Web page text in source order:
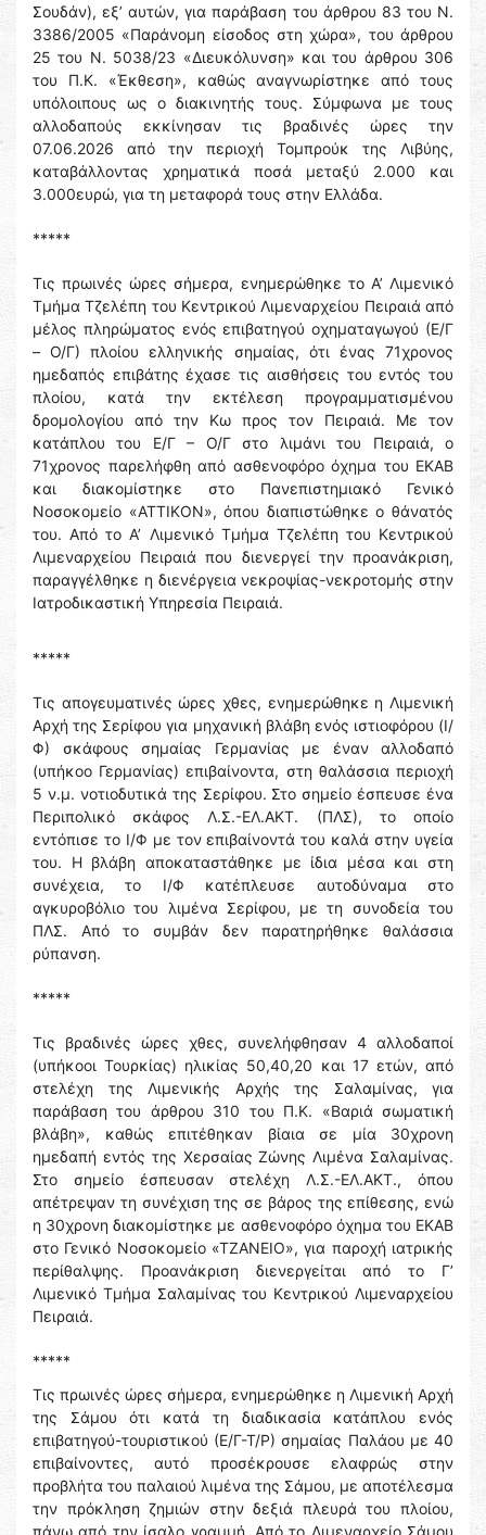
Σουδάν), εξ’ αυτών, για παράβαση του άρθρου 83 του Ν.
3386/2005 «Παράνομη είσοδος στη χώρα», του άρθρου
25 του Ν. 5038/23 «Διευκόλυνση» και του άρθρου 306
του Π.Κ. «Έκθεση», καθώς αναγνωρίστηκε από τους
υπόλοιπους ως ο διακινητής τους. Σύμφωνα με τους
αλλοδαπούς εκκίνησαν τις βραδινές ώρες την
07.06.2026 από την περιοχή Τομπρούκ της Λιβύης,
καταβάλλοντας χρηματικά ποσά μεταξύ 2.000 και
3.000ευρώ, για τη μεταφορά τους στην Ελλάδα.
*****
Τις πρωινές ώρες σήμερα, ενημερώθηκε το Α’ Λιμενικό
Τμήμα Τζελέπη του Κεντρικού Λιμεναρχείου Πειραιά από
μέλος πληρώματος ενός επιβατηγού οχηματαγωγού (Ε/Γ
– Ο/Γ) πλοίου ελληνικής σημαίας, ότι ένας 71χρονος
ημεδαπός επιβάτης έχασε τις αισθήσεις του εντός του
πλοίου, κατά την εκτέλεση προγραμματισμένου
δρομολογίου από την Κω προς τον Πειραιά. Με τον
κατάπλου του Ε/Γ – Ο/Γ στο λιμάνι του Πειραιά, ο
71χρονος παρελήφθη από ασθενοφόρο όχημα του ΕΚΑΒ
και διακομίστηκε στο Πανεπιστημιακό Γενικό
Νοσοκομείο «ΑΤΤΙΚΟΝ», όπου διαπιστώθηκε ο θάνατός
του. Από το Α’ Λιμενικό Τμήμα Τζελέπη του Κεντρικού
Λιμεναρχείου Πειραιά που διενεργεί την προανάκριση,
παραγγέλθηκε η διενέργεια νεκροψίας-νεκροτομής στην
Ιατροδικαστική Υπηρεσία Πειραιά.
*****
Τις απογευματινές ώρες χθες, ενημερώθηκε η Λιμενική
Αρχή της Σερίφου για μηχανική βλάβη ενός ιστιοφόρου (Ι/
Φ) σκάφους σημαίας Γερμανίας με έναν αλλοδαπό
(υπήκοο Γερμανίας) επιβαίνοντα, στη θαλάσσια περιοχή
5 ν.μ. νοτιοδυτικά της Σερίφου. Στο σημείο έσπευσε ένα
Περιπολικό σκάφος Λ.Σ.-ΕΛ.ΑΚΤ. (ΠΛΣ), το οποίο
εντόπισε το Ι/Φ με τον επιβαίνοντά του καλά στην υγεία
του. Η βλάβη αποκαταστάθηκε με ίδια μέσα και στη
συνέχεια, το Ι/Φ κατέπλευσε αυτοδύναμα στο
αγκυροβόλιο του λιμένα Σερίφου, με τη συνοδεία του
ΠΛΣ. Από το συμβάν δεν παρατηρήθηκε θαλάσσια
ρύπανση.
*****
Τις βραδινές ώρες χθες, συνελήφθησαν 4 αλλοδαποί
(υπήκοοι Τουρκίας) ηλικίας 50,40,20 και 17 ετών, από
στελέχη της Λιμενικής Αρχής της Σαλαμίνας, για
παράβαση του άρθρου 310 του Π.Κ. «Βαριά σωματική
βλάβη», καθώς επιτέθηκαν βίαια σε μία 30χρονη
ημεδαπή εντός της Χερσαίας Ζώνης Λιμένα Σαλαμίνας.
Στο σημείο έσπευσαν στελέχη Λ.Σ.-ΕΛ.ΑΚΤ., όπου
απέτρεψαν τη συνέχιση της σε βάρος της επίθεσης, ενώ
η 30χρονη διακομίστηκε με ασθενοφόρο όχημα του ΕΚΑΒ
στο Γενικό Νοσοκομείο «ΤΖΑΝΕΙΟ», για παροχή ιατρικής
περίθαλψης. Προανάκριση διενεργείται από το Γ’
Λιμενικό Τμήμα Σαλαμίνας του Κεντρικού Λιμεναρχείου
Πειραιά.
*****
Τις πρωινές ώρες σήμερα, ενημερώθηκε η Λιμενική Αρχή
της Σάμου ότι κατά τη διαδικασία κατάπλου ενός
επιβατηγού-τουριστικού (Ε/Γ-Τ/Ρ) σημαίας Παλάου με 40
επιβαίνοντες, αυτό προσέκρουσε ελαφρώς στην
προβλήτα του παλαιού λιμένα της Σάμου, με αποτέλεσμα
την πρόκληση ζημιών στην δεξιά πλευρά του πλοίου,